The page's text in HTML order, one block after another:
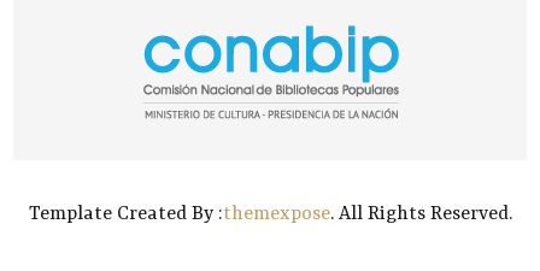
Template Created By :themexpose. All Rights Reserved.